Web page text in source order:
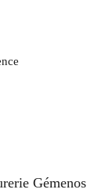
Gémenos